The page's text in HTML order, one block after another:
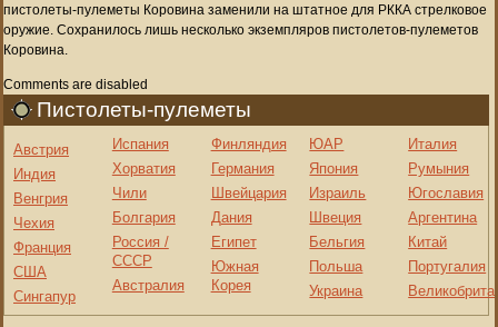
пистолеты-пулеметы Коровина заменили на штатное для РККА стрелковое
оружие. Сохранилось лишь несколько экземпляров пистолетов-пулеметов
Коровина.
Comments are disabled
Пистолеты-пулеметы
Австрия
Индия
Венгрия
Чехия
Франция
США
Сингапур
Испания
Хорватия
Чили
Болгария
Россия /
СССР
Австралия
Финляндия
Германия
Швейцария
Дания
Египет
Южная
Корея
ЮАР
Япония
Израиль
Швеция
Бельгия
Польша
Украина
Италия
Румыния
Югославия
Аргентина
Китай
Португалия